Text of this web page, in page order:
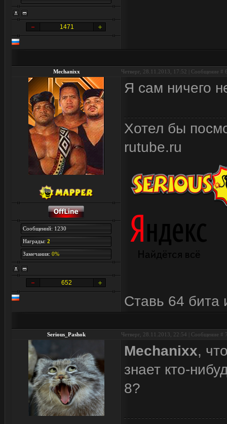
1471
Mechanixx Четверг, 28.11.2013, 17:52 | Сообщение #
Сообщений: 1230
Награды: 2
Замечания: 0%
652
Я сам ничего
Хотел бы
rutube.ru
Ставь 64 бита
Serious_Pashok Четверг, 28.11.2013, 22:54 | Сообщение #
Mechanixx,
знает кто-
8?